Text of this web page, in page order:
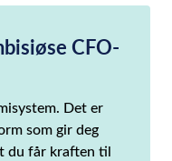
CFO-
Det er
som gir deg
du får kraften til